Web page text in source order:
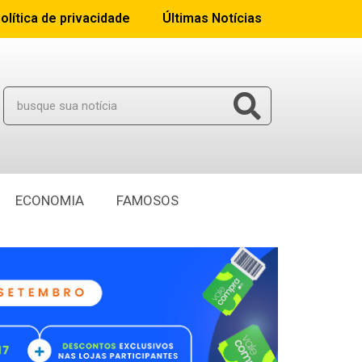
de privacidade Últimas Notícias
ECONOMIA FAMOSOS